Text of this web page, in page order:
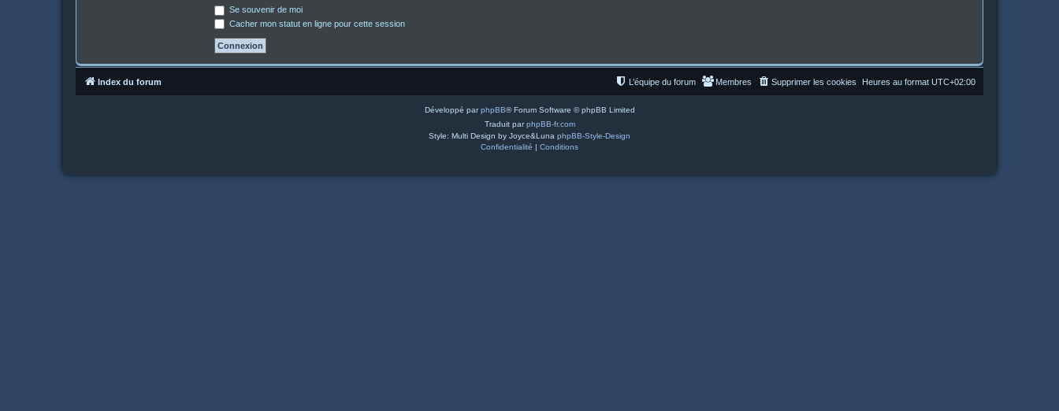
Se souvenir de moi
Cacher mon statut en ligne pour cette session
Index du forum Heures au format UTC+02:00
Supprimer les cookies
Membres
L’équipe du forum
Développé parphpBB® Forum Software © phpBB Limited
Traduit parphpBB-fr.com
Style: Multi Design by Joyce&Luna phpBB-Style-Design
Confidentialité | Conditions